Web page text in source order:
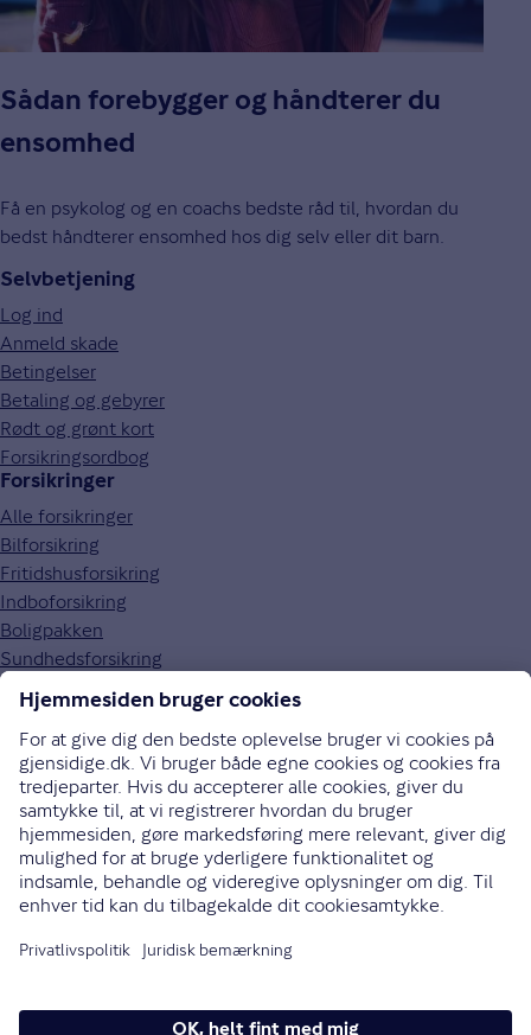
Sådan forebygger og håndterer du
ensomhed
Få en psykolog og en coachs bedste råd til, hvordan du
bedst håndterer ensomhed hos dig selv eller dit barn.
Selvbetjening
Log ind
Anmeld skade
Betingelser
Betaling og gebyrer
Rødt og grønt kort
Forsikringsordbog
Forsikringer
Alle forsikringer
Bilforsikring
Fritidshusforsikring
Indboforsikring
Boligpakken
Sundhedsforsikring
Om Gjensidige
Om os
Kundefordele
Job og karriere
Presse
Bæredygtighed
Gouda rejseforsikring
Brugerpanel
70 10 90 09
Bliv ringet op